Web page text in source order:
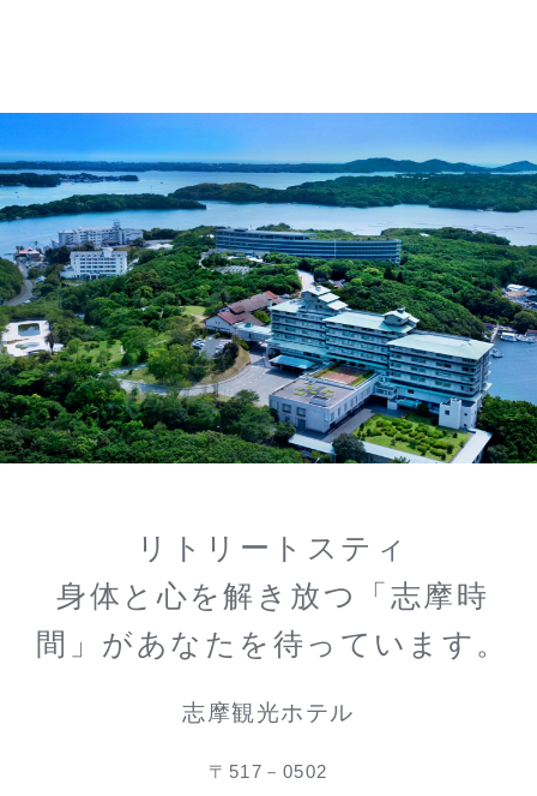
リトリートスティ
身体と心を解き放つ「志摩時
間」があなたを待っています。
志摩観光ホテル
〒517－0502